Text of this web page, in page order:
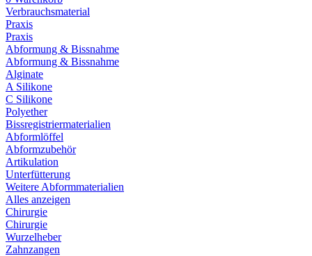
Verbrauchsmaterial
Praxis
Praxis
Abformung & Bissnahme
Abformung & Bissnahme
Alginate
A Silikone
C Silikone
Polyether
Bissregistriermaterialien
Abformlöffel
Abformzubehör
Artikulation
Unterfütterung
Weitere Abformmaterialien
Alles anzeigen
Chirurgie
Chirurgie
Wurzelheber
Zahnzangen